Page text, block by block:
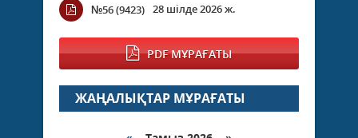
№56 (9423) 28 шілде 2026 ж.
PDF МҰРАҒАТЫ
ЖАҢАЛЫҚТАР МҰРАҒАТЫ